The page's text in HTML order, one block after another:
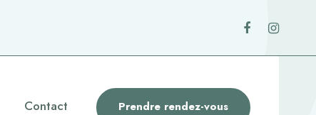
Contact Prendre rendez-vous